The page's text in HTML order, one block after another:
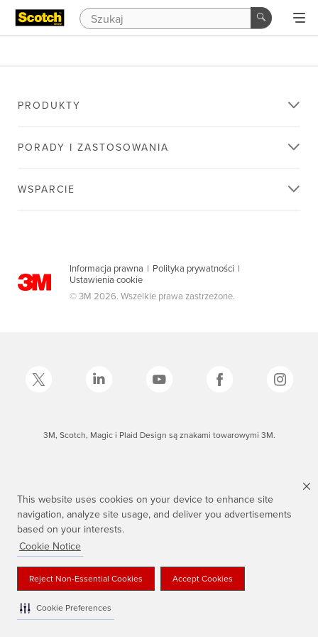
This website uses cookies on your device to enhance site
navigation, analyze site usage, and deliver you advertisements
based on your interests.
Cookie Notice
Reject Non-Essential Cookies Accept Cookies
Cookie Preferences
PRODUKTY
PORADY I ZASTOSOWANIA
WSPARCIE
Informacja prawna | Polityka prywatności |
Ustawienia cookie
© 3M 2026. Wszelkie prawa zastrzeżone.
3M, Scotch, Magic i Plaid Design są znakami towarowymi 3M.